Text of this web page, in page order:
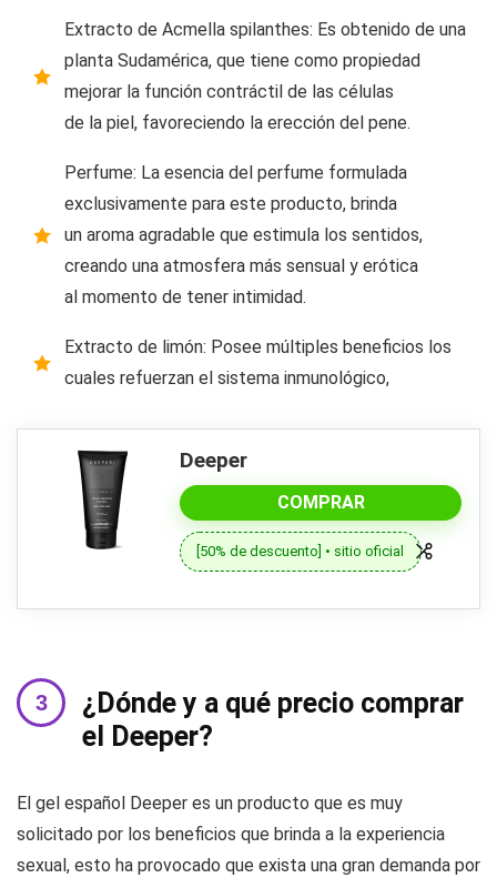
Extracto de Acmella spilanthes: Es obtenido de una
planta Sudamérica, que tiene como propiedad
mejorar la función contráctil de las células
de la piel, favoreciendo la erección del pene.
Perfume: La esencia del perfume formulada
exclusivamente para este producto, brinda
un aroma agradable que estimula los sentidos,
creando una atmosfera más sensual y erótica
al momento de tener intimidad.
Extracto de limón: Posee múltiples beneficios los
cuales refuerzan el sistema inmunológico,
Deeper
COMPRAR
[50% de descuento] • sitio oficial
¿Dónde y a qué precio comprar
el Deeper?
El gel español Deeper es un producto que es muy
solicitado por los beneficios que brinda a la experiencia
sexual, esto ha provocado que exista una gran demanda por